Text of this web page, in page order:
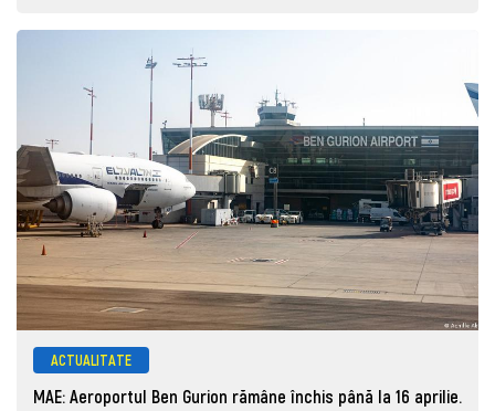
ACTUALITATE
MAE: Aeroportul Ben Gurion rămâne închis până la 16 aprilie.